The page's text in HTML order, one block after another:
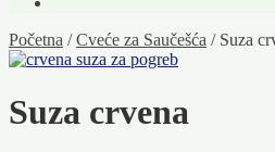
Početna /Cveće za Saučešća / Suza
Suza crvena